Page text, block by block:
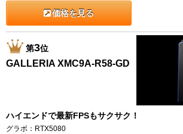
価格を見る
第3位
GALLERIA XMC9A-R58-GD
ハイエンドで最新FPSもサクサク！
グラボ：RTX5080